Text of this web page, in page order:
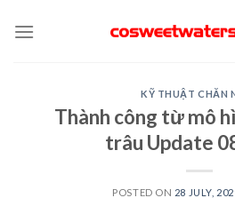
KỸ THUẬT CHĂN
Thành công từ mô
trâu Update
POSTED ON 28 JULY,